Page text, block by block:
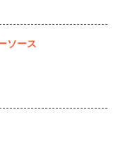
ソース